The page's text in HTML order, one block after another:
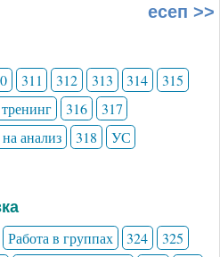
есеп >>
311 312 313 314
315
316
317
анализ 318
УС
Работа в группах 324
325